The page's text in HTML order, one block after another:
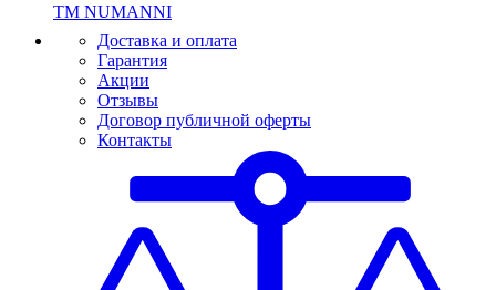
ТМ NUMANNI
Доставка и оплата
Гарантия
Акции
Отзывы
Договор публичной оферты
Контакты